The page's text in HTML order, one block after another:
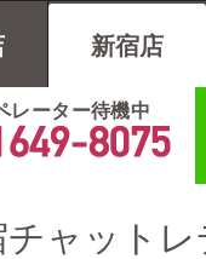
新宿店
レーター待機中
ャット